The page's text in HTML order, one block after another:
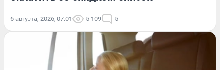
6 августа, 2026, 07:01 5 109 5